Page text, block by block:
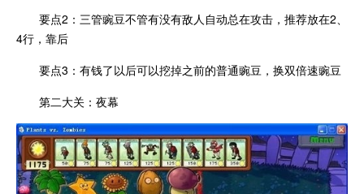
要点2：三管豌豆不管有没有敌人自动总在攻击，推荐放在2、
4行，靠后
要点3：有钱了以后可以挖掉之前的普通豌豆，换双倍速豌豆
第二大关：夜幕